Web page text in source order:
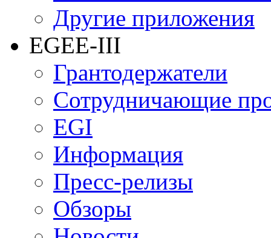
Другие приложения
EGEE-III
Грантодержатели
Сотрудничающие
EGI
Информация
Пресс-релизы
Обзоры